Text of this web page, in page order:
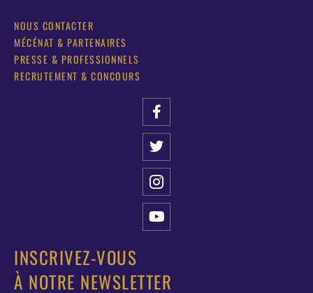
NOUS CONTACTER
MÉCÉNAT & PARTENAIRES
PRESSE & PROFESSIONNELS
RECRUTEMENT & CONCOURS
INSCRIVEZ-VOUS
À NOTRE NEWSLETTER